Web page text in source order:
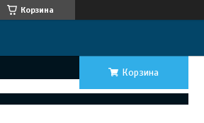
Корзина
Корзина